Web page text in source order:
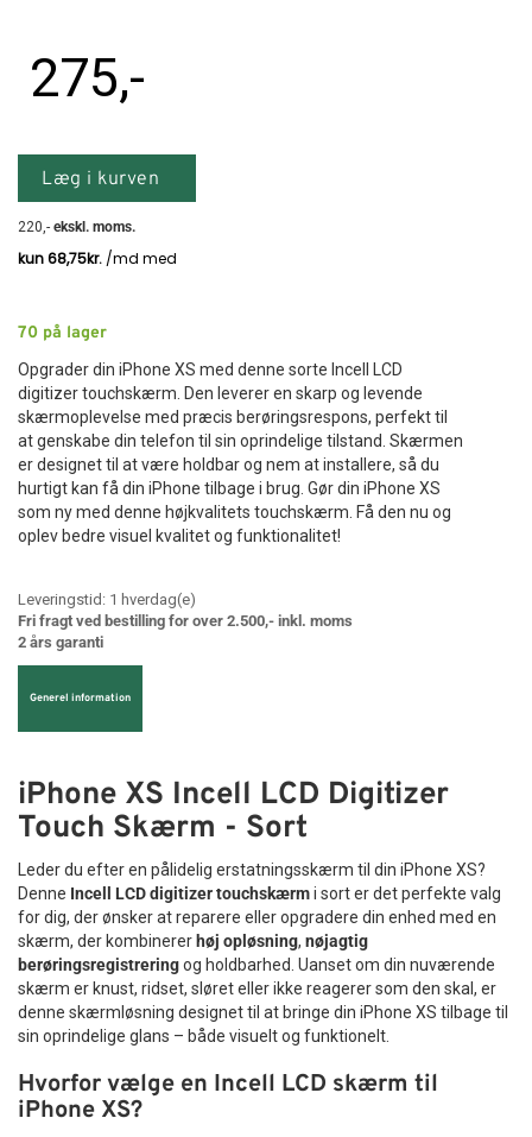
70 på lager
Opgrader din iPhone XS med denne sorte Incell LCD
digitizer touchskærm. Den leverer en skarp og levende
skærmoplevelse med præcis berøringsrespons, perfekt til
at genskabe din telefon til sin oprindelige tilstand. Skærmen
er designet til at være holdbar og nem at installere, så du
hurtigt kan få din iPhone tilbage i brug. Gør din iPhone XS
som ny med denne højkvalitets touchskærm. Få den nu og
oplev bedre visuel kvalitet og funktionalitet!
275,-
Læg i kurven
220,- ekskl. moms.
Leveringstid: 1 hverdag(e)
Fri fragt ved bestilling for over 2.500,- inkl. moms
2 års garanti
Generel information
iPhone XS Incell LCD Digitizer
Touch Skærm - Sort
Leder du efter en pålidelig erstatningsskærm til din iPhone XS?
Denne Incell LCD digitizer touchskærmi sort er det perfekte valg
for dig, der ønsker at reparere eller opgradere din enhed med en
skærm, der kombinerer høj opløsning, nøjagtig
berøringsregistreringog holdbarhed. Uanset om din nuværende
skærm er knust, ridset, sløret eller ikke reagerer som den skal, er
denne skærmløsning designet til at bringe din iPhone XS tilbage til
sin oprindelige glans – både visuelt og funktionelt.
Hvorfor vælge en Incell LCD skærm til
iPhone XS?